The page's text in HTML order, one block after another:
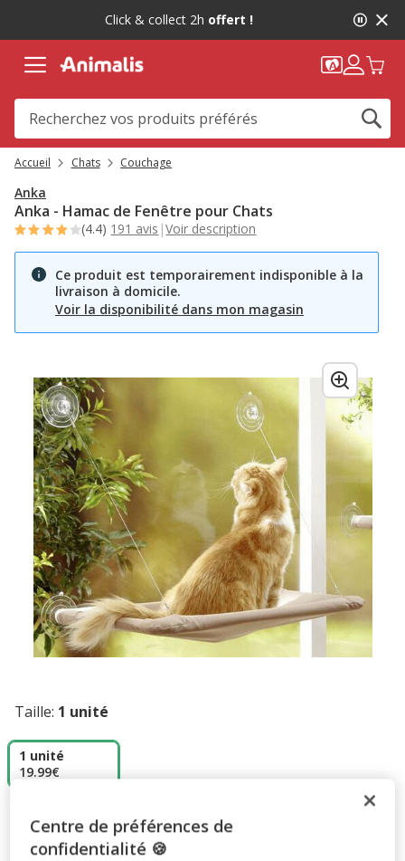
message,
Click & collect 2h offert !
Accueil Chats Couchage
Anka
Anka - Hamac de Fenêtre pour Chats
(4.4) 191 avis |Voir description
Ce produit est temporairement indisponible à la
livraison à domicile.
Voir la disponibilité dans mon magasin
Taille: 1 unité
1 unité
19.99€
Prix 19.99€
19.99€
Centre de préférences de
confidentialité 🍪